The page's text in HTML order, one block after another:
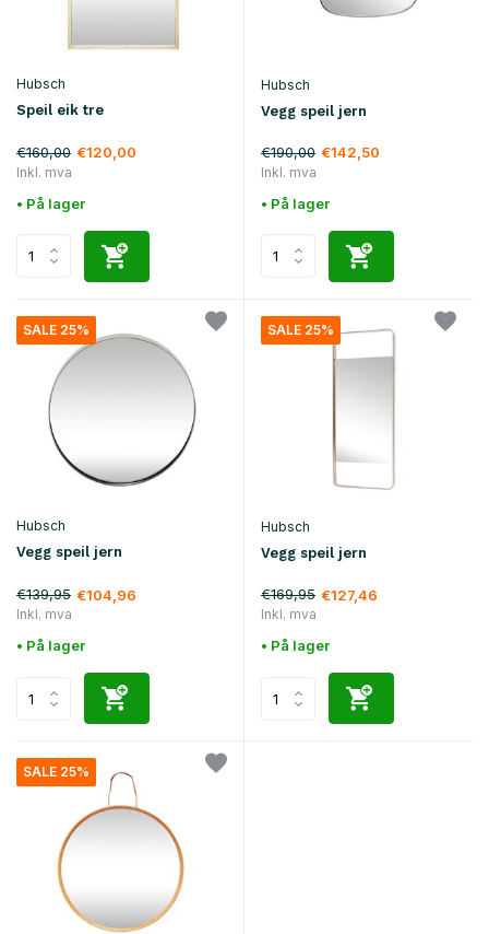
Hubsch
Speil eik tre
€160,00 €120,00
Inkl. mva
• På lager
Hubsch
Vegg speil jern
€190,00 €142,50
Inkl. mva
• På lager
SALE 25%
Hubsch
Vegg speil jern
€139,95 €104,96
Inkl. mva
• På lager
SALE 25%
Hubsch
Vegg speil jern
€169,95 €127,46
Inkl. mva
• På lager
SALE 25%